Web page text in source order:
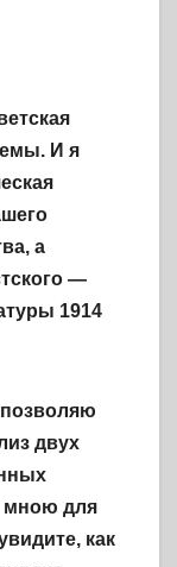
И я
а
—
1914
двух
мною для
как